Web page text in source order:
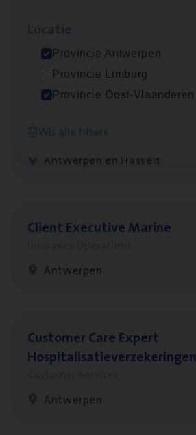
Provincie Antwerpen
Provincie Limburg
Provincie Oost-Vlaanderen
Wis alle filters
Mechelen
Insurance Operations
Antwerpen en Hasselt
Client Exe­cu­ti­ve Marine
Antwerpen
Cus­to­mer Care Expert
Hospitalisatieverzekeringen
Antwerpen